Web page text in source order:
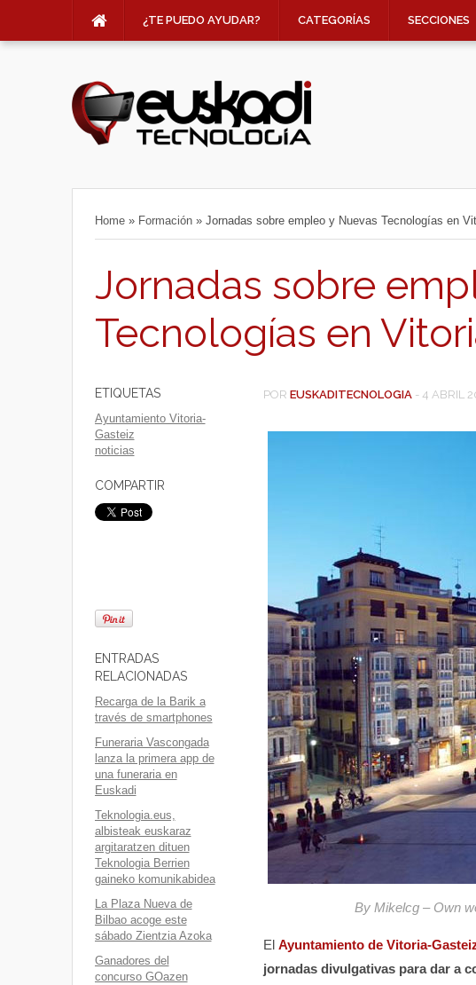
¿TE PUEDO AYUDAR? CATEGORÍAS SECCIONES
Home » Formación » Jornadas sobre empleo y Nuevas Tecnologías en
Jornadas sobre
Tecnologías en
ETIQUETAS
Ayuntamiento Vitoria-
Gasteiz
noticias
COMPARTIR
ENTRADAS
RELACIONADAS
Recarga de la Barik a
través de smartphones
Funeraria Vascongada
lanza la primera app de
una funeraria en
Euskadi
Teknologia.eus,
albisteak euskaraz
argitaratzen dituen
Teknologia Berrien
gaineko komunikabidea
La Plaza Nueva de
Bilbao acoge este
sábado Zientzia Azoka
Ganadores del
concurso GOazen
POR EUSKADITECNOLOGIA - 4 ABRIL
By Mikelcg – Own
El Ayuntamiento de Vitoria-
jornadas divulgativas para dar a